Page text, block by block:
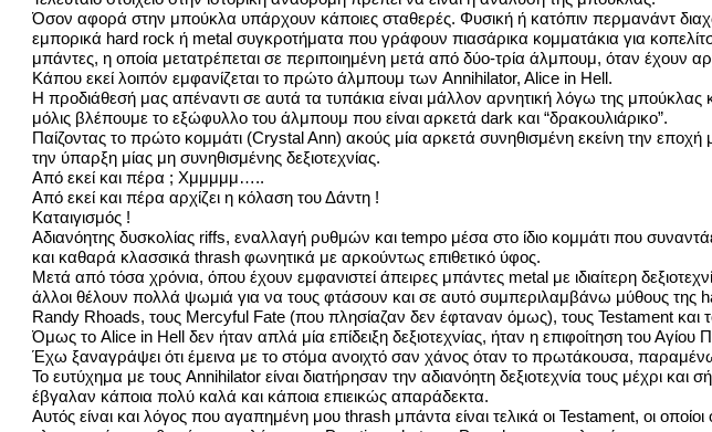
Όσον αφορά στην μπούκλα υπάρχουν κάποιες σταθερές. Φυσική ή κατόπιν περμανάντ
εμπορικά hard rock ή metal συγκροτήματα που γράφουν πιασάρικα κομματάκια για
μπάντες, η οποία μετατρέπεται σε περιποιημένη μετά από δύο-τρία άλμπουμ, όταν έχουν
Κάπου εκεί λοιπόν εμφανίζεται το πρώτο άλμπουμ των Annihilator, Alice in Hell.
Η προδιάθεσή μας απέναντι σε αυτά τα τυπάκια είναι μάλλον αρνητική λόγω της μπούκλας
μόλις βλέπουμε το εξώφυλλο του άλμπουμ που είναι αρκετά dark και “δρακουλιάρικο”.
Παίζοντας το πρώτο κομμάτι (Crystal Ann) ακούς μία αρκετά συνηθισμένη εκείνη την
την ύπαρξη μίας μη συνηθισμένης δεξιοτεχνίας.
Από εκεί και πέρα ; Χμμμμμ…..
Από εκεί και πέρα αρχίζει η κόλαση του Δάντη !
Καταιγισμός !
Αδιανόητης δυσκολίας riffs, εναλλαγή ρυθμών και tempo μέσα στο ίδιο κομμάτι που
και καθαρά κλασσικά thrash φωνητικά με αρκούντως επιθετικό ύφος.
Μετά από τόσα χρόνια, όπου έχουν εμφανιστεί άπειρες μπάντες metal με ιδιαίτερη
άλλοι θέλουν πολλά ψωμιά για να τους φτάσουν και σε αυτό συμπεριλαμβάνω μύθους
Randy Rhoads, τους Mercyful Fate (που πλησίαζαν δεν έφταναν όμως), τους Testament και
Όμως το Alice in Hell δεν ήταν απλά μία επίδειξη δεξιοτεχνίας, ήταν η επιφοίτηση του Αγίου
Έχω ξαναγράψει ότι έμεινα με το στόμα ανοιχτό σαν χάνος όταν το πρωτάκουσα,
Το ευτύχημα με τους Annihilator είναι διατήρησαν την αδιανόητη δεξιοτεχνία τους μέχρι
έβγαλαν κάποια πολύ καλά και κάποια επιεικώς απαράδεκτα.
Αυτός είναι και λόγος που αγαπημένη μου thrash μπάντα είναι τελικά οι Testament, οι